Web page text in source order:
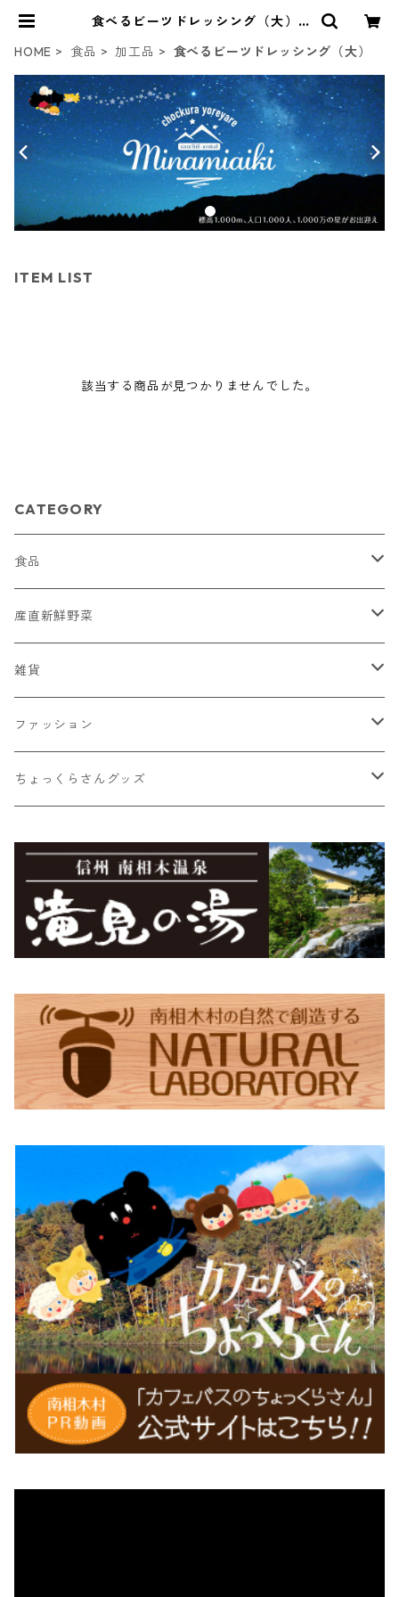
食べるビーツドレッシング（大） |
HOME
食品 加工品 食べるビーツドレッシング（大）
ITEM LIST
該当する商品が見つかりませんでした。
CATEGORY
食品
菓子
蕎麦ころりん
そば
市兵衛そば
市兵衛そば（3袋入り）
加工品
もろこしスープ（ドライ）
食べるビーツドレッシング（大）
食べるビーツドレッシング（小）
飲料類
蕎麦珈琲「実ト豆」（ビン）
産直新鮮野菜
おまかせ新鮮野菜詰め合わせ
とうもろこし
雑貨
Moccai
Moccai・ストラップ
Moccai・48ピースパック
シナノユキマスグッズ
シナノユキマス・フィギュア
御座山ピンバッジ
滝見の湯オリジナルグッズ
滝見の湯エコバッグ（Sサイズ）
ファッション
NANGA × MINAMIAIKI
ちょっくらさんグッズ
グレイ
ちょっくらさん・クリアファイル
ちょっくらさん・ステッカー